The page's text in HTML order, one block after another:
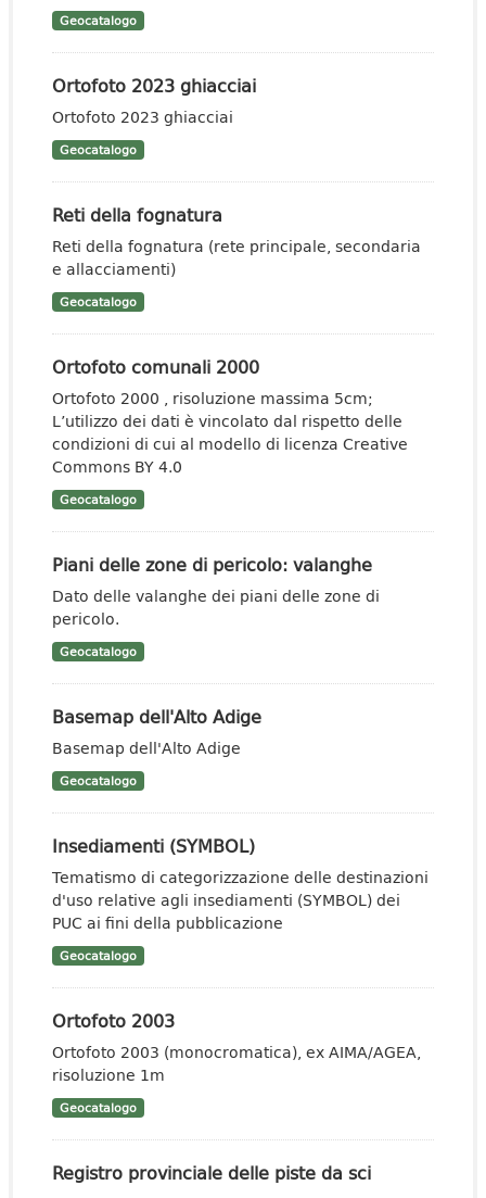
Geocatalogo
Ortofoto 2023 ghiacciai
Ortofoto 2023 ghiacciai
Geocatalogo
Reti della fognatura
Reti della fognatura (rete principale, secondaria
e allacciamenti)
Geocatalogo
Ortofoto comunali 2000
Ortofoto 2000 , risoluzione massima 5cm;
L’utilizzo dei dati è vincolato dal rispetto delle
condizioni di cui al modello di licenza Creative
Commons BY 4.0
Geocatalogo
Piani delle zone di pericolo: valanghe
Dato delle valanghe dei piani delle zone di
pericolo.
Geocatalogo
Basemap dell'Alto Adige
Basemap dell'Alto Adige
Geocatalogo
Insediamenti (SYMBOL)
Tematismo di categorizzazione delle destinazioni
d'uso relative agli insediamenti (SYMBOL) dei
PUC ai fini della pubblicazione
Geocatalogo
Ortofoto 2003
Ortofoto 2003 (monocromatica), ex AIMA/AGEA,
risoluzione 1m
Geocatalogo
Registro provinciale delle piste da sci